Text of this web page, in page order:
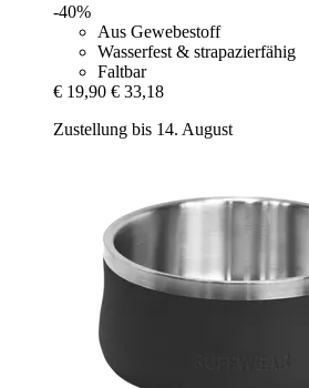
-40%
Aus Gewebestoff
Wasserfest & strapazierfähig
Faltbar
€ 19,90 € 33,18
Zustellung bis 14. August